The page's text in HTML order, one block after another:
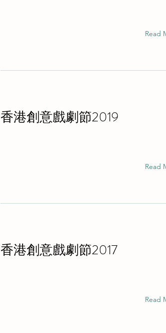
Read
香港創意戲劇節2019
Read
香港創意戲劇節2017
Read